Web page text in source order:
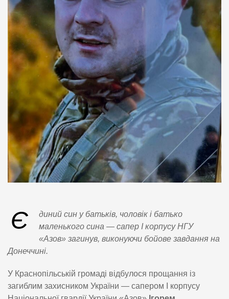
Є
диний син у батьків, чоловік і батько
маленького сина — сапер І корпусу НГУ
«Азов» загинув, виконуючи бойове завдання на
Донеччині.
У Краснопільській громаді відбулося прощання із
загиблим захисником України — сапером І корпусу